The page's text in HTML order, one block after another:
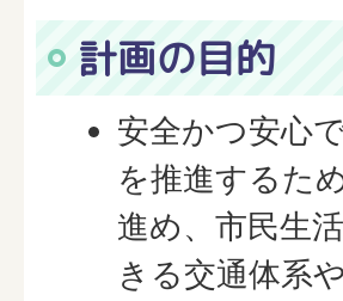
計画の目的
安全かつ安心
を推進するた
進め、市民生
きる交通体系